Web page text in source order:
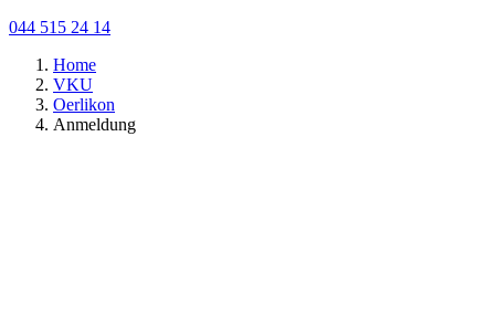
044 515 24 14
Home
VKU
Oerlikon
Anmeldung